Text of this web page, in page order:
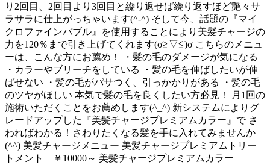
り2回目、2回目より3回目と繰り返せば繰り返すほど艶々サ
ラサラに仕上がっちゃいます(^-^) そして今、話題の『マイ
クロファインバブル』を使用することにより美髪チャージの
力を120％まで引き上げてくれます(σ≧▽≦)σ こちらのメニュ
ーは、こんな方にお薦め！ ・髪の毛のダメージが気になる
・カラーやブリーチをしている ・髪の毛を伸ばしたいが伸
ばせない ・髪の毛がパサつく、引っかかりがある ・髪の毛
のツヤがほしい 本気で髪の毛を良くしたい方必見！ 月1回の
施術いただくことをお薦めします(^_^) 新システムによりグ
レードアップした『美髪チャージプレミアムカラー』で さ
わればわかる！さわりたくなる髪を手に入れてみませんか
(^^) 美髪チャージメニュー 美髪チャージプレミアムトリー
トメント ￥10000～ 美髪チャージプレミアムカラー